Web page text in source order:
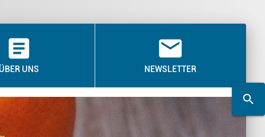
article
ÜBER UNS
email
NEWSLETTER
search